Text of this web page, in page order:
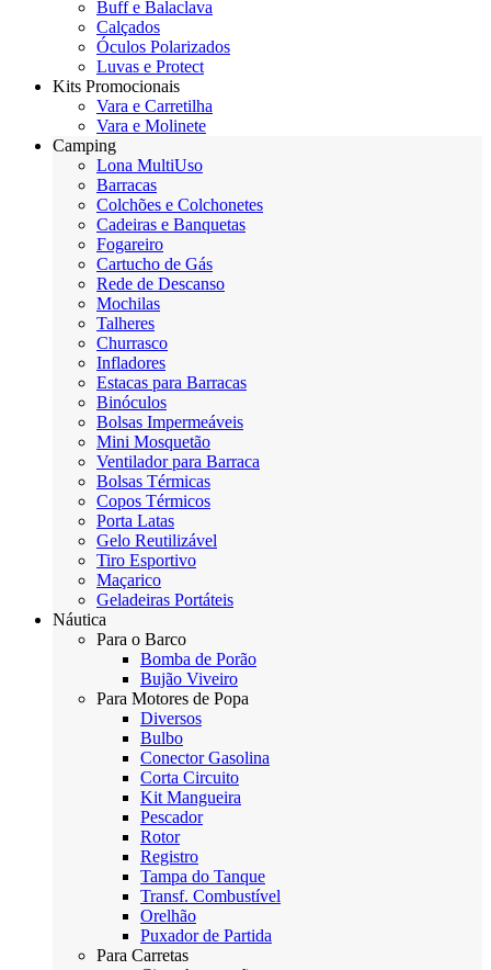
Buff e Balaclava
Calçados
Óculos Polarizados
Luvas e Protect
Kits Promocionais
Vara e Carretilha
Vara e Molinete
Camping
Lona MultiUso
Barracas
Colchões e Colchonetes
Cadeiras e Banquetas
Fogareiro
Cartucho de Gás
Rede de Descanso
Mochilas
Talheres
Churrasco
Infladores
Estacas para Barracas
Binóculos
Bolsas Impermeáveis
Mini Mosquetão
Ventilador para Barraca
Bolsas Térmicas
Copos Térmicos
Porta Latas
Gelo Reutilizável
Tiro Esportivo
Maçarico
Geladeiras Portáteis
Náutica
Para o Barco
Bomba de Porão
Bujão Viveiro
Para Motores de Popa
Diversos
Bulbo
Conector Gasolina
Corta Circuito
Kit Mangueira
Pescador
Rotor
Registro
Tampa do Tanque
Transf. Combustível
Orelhão
Puxador de Partida
Para Carretas